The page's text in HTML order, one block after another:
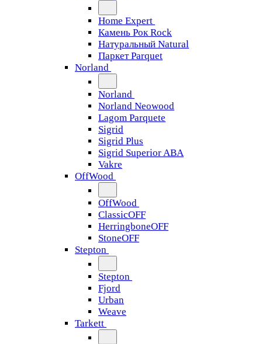
Home Expert
Камень Рок Rock
Натуральный Natural
Паркет Parquet
Norland
Norland
Norland Neowood
Lagom Parquete
Sigrid
Sigrid Plus
Sigrid Superior ABA
Vakre
OffWood
OffWood
ClassicOFF
HerringboneOFF
StoneOFF
Stepton
Stepton
Fjord
Urban
Weave
Tarkett